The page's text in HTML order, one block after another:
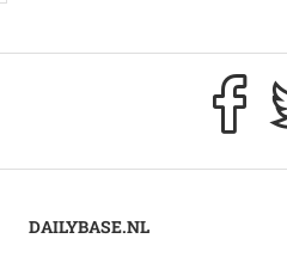
DAILYBASE.NL